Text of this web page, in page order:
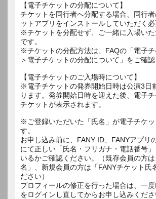
【電子チケットの分配について】
チケットを同行者へ分配する場合、同行
ットアプリをインストールしていただく必
※チケットを分配せず、ご一緒に入場い
です。
※チケットの分配方法は、FAQの「電子
＞電子チケットの分配について」をご確認
【電子チケットのご入場時について】
※電子チケットの発券開始日時は公演3日
ります。発券開始日時を迎えた後、電子
チケットが表示されます。
※ご登録いただいた「氏名」が電子チケッ
す。
お申し込み前に、FANY ID、FANYアプリ
にて正しい「氏名・フリガナ・電話番号
いるかご確認ください。（既存会員の方
名」、新規会員の方は「FANYチケット氏
ださい）
プロフィールの修正を行った場合は、一度
をログインし直してからお申し込みくだ